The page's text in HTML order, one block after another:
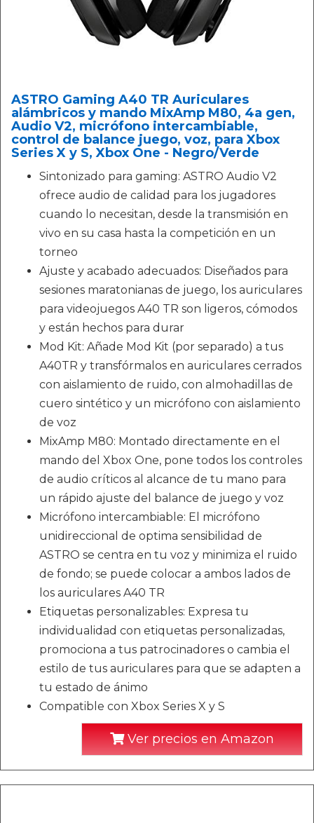
ASTRO Gaming A40 TR Auriculares
alámbricos y mando MixAmp M80, 4a gen,
Audio V2, micrófono intercambiable,
control de balance juego, voz, para Xbox
Series X y S, Xbox One - Negro/Verde
Sintonizado para gaming: ASTRO Audio V2
ofrece audio de calidad para los jugadores
cuando lo necesitan, desde la transmisión en
vivo en su casa hasta la competición en un
torneo
Ajuste y acabado adecuados: Diseñados para
sesiones maratonianas de juego, los auriculares
para videojuegos A40 TR son ligeros, cómodos
y están hechos para durar
Mod Kit: Añade Mod Kit (por separado) a tus
A40TR y transfórmalos en auriculares cerrados
con aislamiento de ruido, con almohadillas de
cuero sintético y un micrófono con aislamiento
de voz
MixAmp M80: Montado directamente en el
mando del Xbox One, pone todos los controles
de audio críticos al alcance de tu mano para
un rápido ajuste del balance de juego y voz
Micrófono intercambiable: El micrófono
unidireccional de optima sensibilidad de
ASTRO se centra en tu voz y minimiza el ruido
de fondo; se puede colocar a ambos lados de
los auriculares A40 TR
Etiquetas personalizables: Expresa tu
individualidad con etiquetas personalizadas,
promociona a tus patrocinadores o cambia el
estilo de tus auriculares para que se adapten a
tu estado de ánimo
Compatible con Xbox Series X y S
Ver precios en Amazon